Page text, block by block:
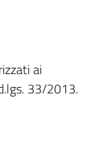
ai
33/2013.